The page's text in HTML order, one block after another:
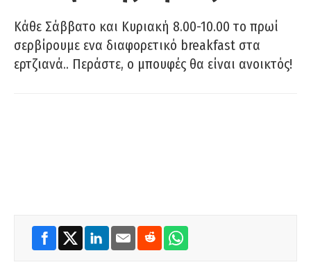
Κάθε Σάββατο και Κυριακή 8.00-10.00 το πρωί
σερβίρουμε ενα διαφορετικό breakfast στα
ερτζιανά.. Περάστε, ο μπουφές θα είναι ανοικτός!